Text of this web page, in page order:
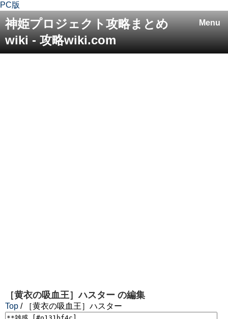
PC版
Menu
神姫プロジェクト攻略まとめ
wiki - 攻略wiki.com
［黄衣の吸血王］ハスター の編集
Top / ［黄衣の吸血王］ハスター